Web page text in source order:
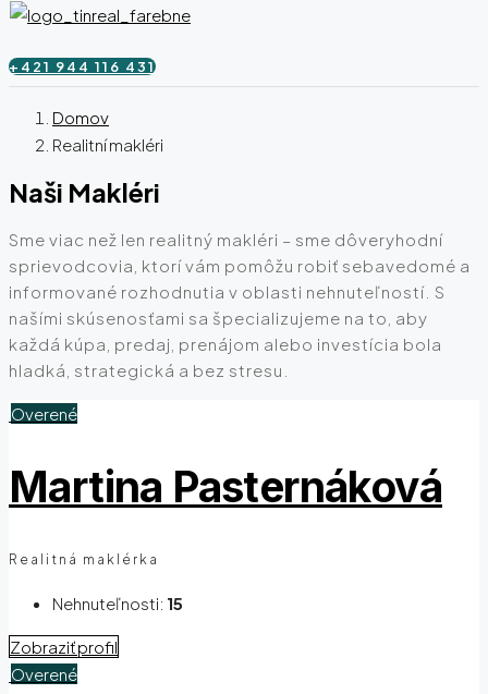
+421 944 116 431
Domov
Realitní makléri
Naši Makléri
Sme viac než len realitný makléri – sme dôveryhodní
sprievodcovia, ktorí vám pomôžu robiť sebavedomé a
informované rozhodnutia v oblasti nehnuteľností. S
našími skúsenosťami sa špecializujeme na to, aby
každá kúpa, predaj, prenájom alebo investícia bola
hladká, strategická a bez stresu.
Overené
Martina Pasternáková
Realitná maklérka
Nehnuteľnosti: 15
Zobraziť profil
Overené